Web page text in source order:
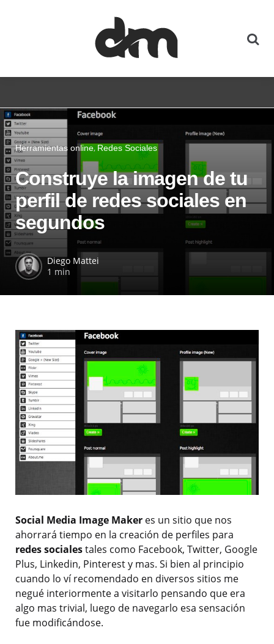
Herramientas online Redes Sociales
Construye la imagen de tu
perfil de redes sociales en
segundos
Diego Mattei
1 min
Social Media Image Maker es un sitio que nos
ahorrará tiempo en la creación de perfiles para
redes socialestales como Facebook, Twitter, Google
Plus, Linkedin, Pinterest y mas. Si bien al principio
cuando lo ví recomendado en diversos sitios me
negué interiormente a visitarlo pensando que era
algo mas trivial, luego de navegarlo esa sensación
fue modificándose.